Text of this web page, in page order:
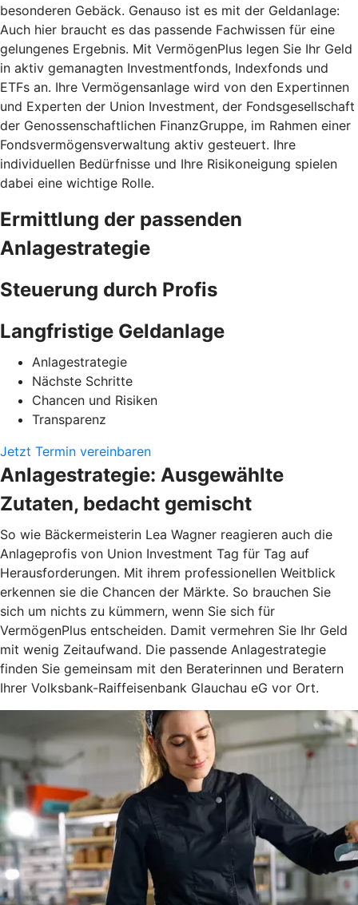
besonderen Gebäck. Genauso ist es mit der Geldanlage:
Auch hier braucht es das passende Fachwissen für eine
gelungenes Ergebnis. Mit VermögenPlus legen Sie Ihr Geld
in aktiv gemanagten Investmentfonds, Indexfonds und
ETFs an. Ihre Vermögensanlage wird von den Expertinnen
und Experten der Union Investment, der Fondsgesellschaft
der Genossenschaftlichen FinanzGruppe, im Rahmen einer
Fondsvermögensverwaltung aktiv gesteuert. Ihre
individuellen Bedürfnisse und Ihre Risikoneigung spielen
dabei eine wichtige Rolle.
Ermittlung der passenden
Anlagestrategie
Steuerung durch Profis
Langfristige Geldanlage
Anlagestrategie
Nächste Schritte
Chancen und Risiken
Transparenz
Jetzt Termin vereinbaren
Anlagestrategie: Ausgewählte
Zutaten, bedacht gemischt
So wie Bäckermeisterin Lea Wagner reagieren auch die
Anlageprofis von Union Investment Tag für Tag auf
Herausforderungen. Mit ihrem professionellen Weitblick
erkennen sie die Chancen der Märkte. So brauchen Sie
sich um nichts zu kümmern, wenn Sie sich für
VermögenPlus entscheiden. Damit vermehren Sie Ihr Geld
mit wenig Zeitaufwand. Die passende Anlagestrategie
finden Sie gemeinsam mit den Beraterinnen und Beratern
Ihrer Volksbank-Raiffeisenbank Glauchau eG vor Ort.